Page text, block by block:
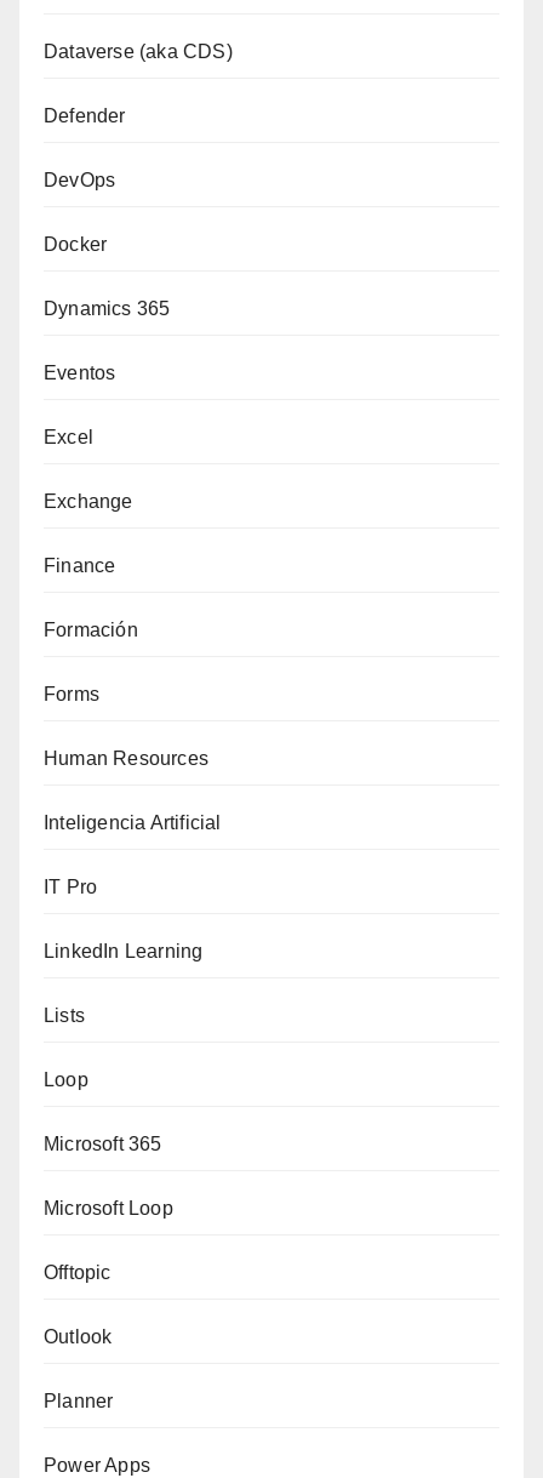
Dataverse (aka CDS)
Defender
DevOps
Docker
Dynamics 365
Eventos
Excel
Exchange
Finance
Formación
Forms
Human Resources
Inteligencia Artificial
IT Pro
LinkedIn Learning
Lists
Loop
Microsoft 365
Microsoft Loop
Offtopic
Outlook
Planner
Power Apps